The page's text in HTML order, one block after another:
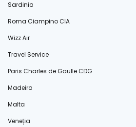
Sardinia
Roma Ciampino CIA
Wizz Air
Travel Service
Paris Charles de Gaulle CDG
Madeira
Malta
Veneția